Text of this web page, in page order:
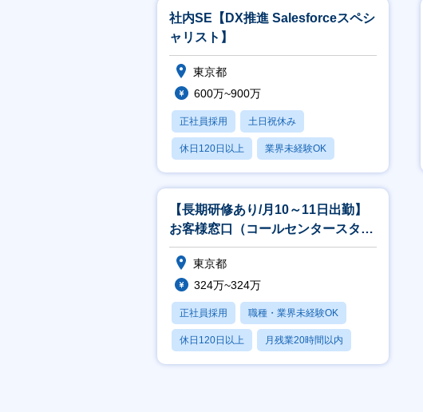
社内SE【DX推進 Salesforceスペシ
ャリスト】
東京都
600万~900万
正社員採用 土日祝休み
休日120日以上 業界未経験OK
上場企業
【長期研修あり/月10～11日出勤】
お客様窓口（コールセンタースタッ
フ）・・・夜勤（新宿）
東京都
324万~324万
正社員採用 職種・業界未経験OK
休日120日以上 月残業20時間以内
賞与あり